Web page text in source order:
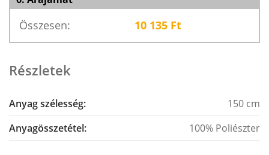
Összesen: 10 135 Ft
Részletek
Anyag szélesség:
150 cm
Anyagösszetétel:
100% Poliészter